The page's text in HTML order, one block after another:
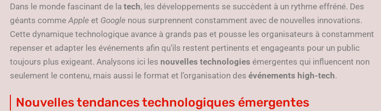
Dans le monde fascinant de la tech, les développements se succèdent à un rythme effréné. Des
géants comme Apple et Google nous surprennent constamment avec de nouvelles innovations.
Cette dynamique technologique avance à grands pas et pousse les organisateurs à constamment
repenser et adapter les événements afin qu’ils restent pertinents et engageants pour un public
toujours plus exigeant. Analysons ici les nouvelles technologies émergentes qui influencent non
seulement le contenu, mais aussi le format et l’organisation des événements high-tech.
Nouvelles tendances technologiques émergentes